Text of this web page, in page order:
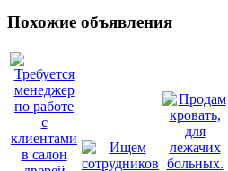
Похожие объявления